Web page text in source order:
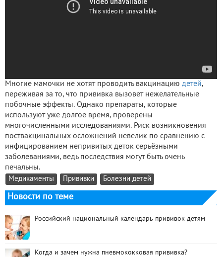
Многие мамочки не хотят проводить вакцинацию детей,
переживая за то, что прививка вызовет нежелательные
побочные эффекты. Однако препараты, которые
используют уже долгое время, проверены
многочисленными исследованиями. Риск возникновения
поствакцинальных осложнений невелик по сравнению с
инфицированием непривитых деток серьёзными
заболеваниями, ведь последствия могут быть очень
печальны.
Медикаменты Прививки Болезни детей
Новости по теме
Российский национальный календарь прививок детям
Когда и зачем нужна пневмококковая прививка?